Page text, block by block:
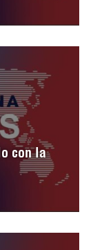
con la